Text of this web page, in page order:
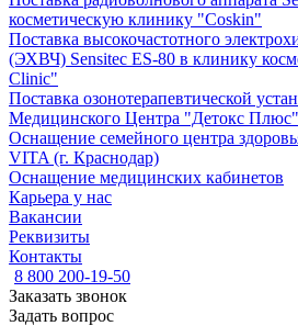
косметическую клинику "Coskin"
Поставка высокочастотного
(ЭХВЧ) Sensitec ES-80 в клинику
Clinic"
Поставка озонотерапевтической
Медицинского Центра "Детокс Плюс"
Оснащение семейного центра
VITA (г. Краснодар)
Оснащение медицинских кабинетов
Карьера у нас
Вакансии
Реквизиты
Контакты
8 800 200-19-50
Заказать звонок
Задать вопрос